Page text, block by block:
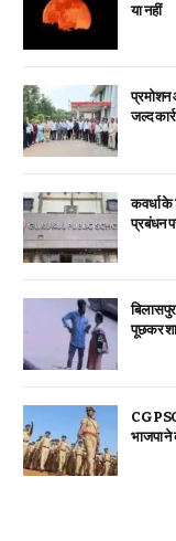
या नहीं
प्रमोशन
जल्द
कवर्धा
प्रबंधन
पूछकर
भाजपा